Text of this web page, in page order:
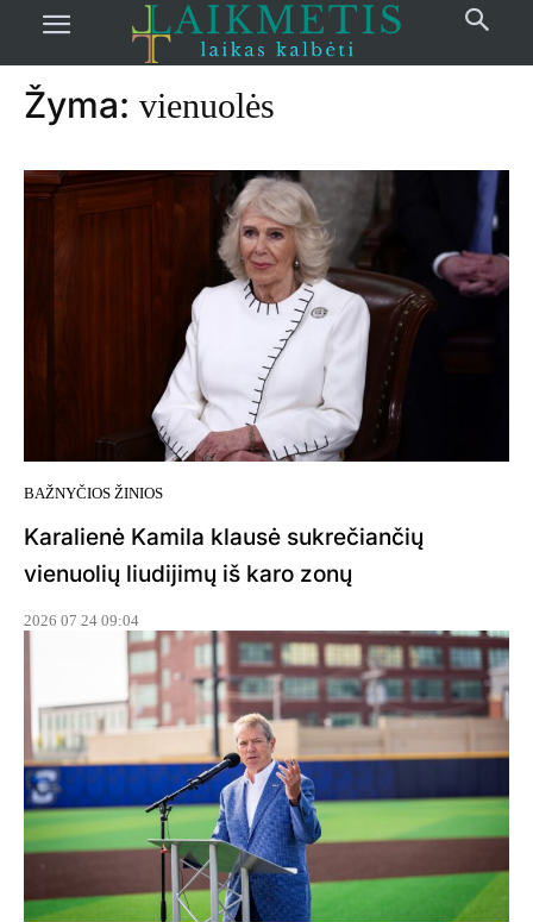
žymos Vienuolės
Žyma: vienuolės
BAŽNYČIOS ŽINIOS
Karalienė Kamila klausė sukrečiančių
vienuolių liudijimų iš karo zonų
2026 07 24 09:04